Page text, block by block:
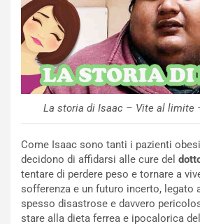
La storia di Isaac – Vite al limite
Come Isaac sono tanti i pazienti
decidono di affidarsi alle cure del
tentare di perdere peso e tornare a
sofferenza e un futuro incerto, legato
spesso disastrose e davvero
stare alla dieta ferrea e ipocalorica